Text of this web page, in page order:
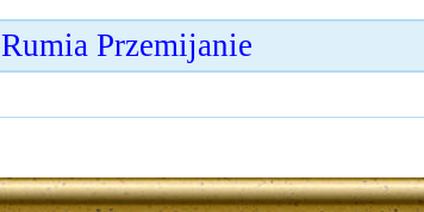
Rumia Przemijanie